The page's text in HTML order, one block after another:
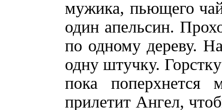
мужика, пьющего
один апельсин.
по одному дереву.
одну штучку.
пока поперхнется
прилетит Ангел,